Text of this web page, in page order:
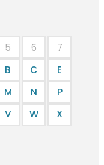
5 6
7
B C
E
M N
P
V W
X